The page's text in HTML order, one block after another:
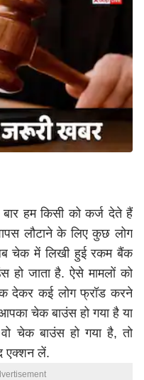
हम किसी को कर्ज देते हैं
लौटाने के लिए कुछ लोग
चेक में लिखी हुई रकम बैंक
हो जाता है. ऐसे मामलों को
देकर कई लोग फ्रॉड करने
चेक बाउंस हो गया है या
चेक बाउंस हो गया है, तो
एक्शन लें.